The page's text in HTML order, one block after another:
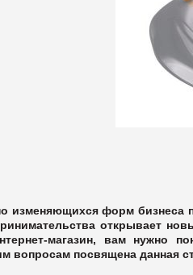
изменяющихся форм бизнеса
открывает
магазин, вам нужно
вопросам посвящена данная